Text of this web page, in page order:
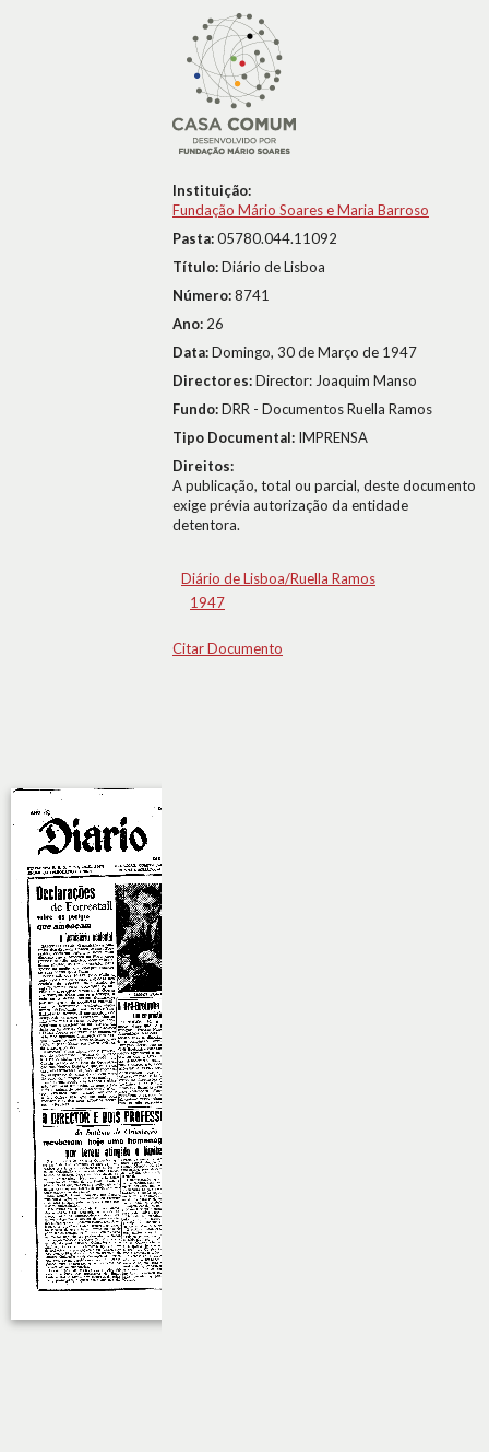
Instituição:
Fundação Mário Soares e Maria Barroso
Pasta:05780.044.11092
Título:Diário de Lisboa
Número:8741
Ano: 26
Data:Domingo, 30 de Março de 1947
Directores:Director: Joaquim Manso
Fundo:DRR - Documentos Ruella Ramos
Tipo Documental: IMPRENSA
Direitos:
A publicação, total ou parcial, deste documento
exige prévia autorização da entidade
detentora.
Diário de Lisboa/Ruella Ramos
1947
Citar Documento